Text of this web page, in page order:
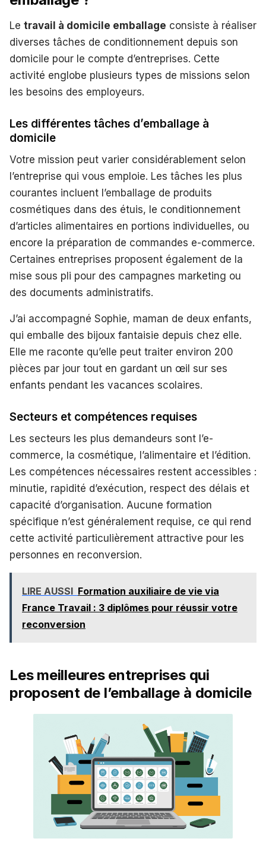
Le travail à domicile emballage consiste à réaliser
diverses tâches de conditionnement depuis son
domicile pour le compte d’entreprises. Cette
activité englobe plusieurs types de missions selon
les besoins des employeurs.
Les différentes tâches d’emballage à
domicile
Votre mission peut varier considérablement selon
l’entreprise qui vous emploie. Les tâches les plus
courantes incluent l’emballage de produits
cosmétiques dans des étuis, le conditionnement
d’articles alimentaires en portions individuelles, ou
encore la préparation de commandes e-commerce.
Certaines entreprises proposent également de la
mise sous pli pour des campagnes marketing ou
des documents administratifs.
J’ai accompagné Sophie, maman de deux enfants,
qui emballe des bijoux fantaisie depuis chez elle.
Elle me raconte qu’elle peut traiter environ 200
pièces par jour tout en gardant un œil sur ses
enfants pendant les vacances scolaires.
Secteurs et compétences requises
Les secteurs les plus demandeurs sont l’e-
commerce, la cosmétique, l’alimentaire et l’édition.
Les compétences nécessaires restent accessibles :
minutie, rapidité d’exécution, respect des délais et
capacité d’organisation. Aucune formation
spécifique n’est généralement requise, ce qui rend
cette activité particulièrement attractive pour les
personnes en reconversion.
LIRE AUSSI Formation auxiliaire de vie via
France Travail : 3 diplômes pour réussir votre
reconversion
Les meilleures entreprises qui
proposent de l’emballage à domicile